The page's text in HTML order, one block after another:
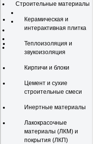
Строительные материалы
Керамическая и
интерактивная плитка
Теплоизоляция и
звукоизоляция
Кирпичи и блоки
Цемент и сухие
строительные смеси
Инертные материалы
Лакокрасочные
материалы (ЛКМ) и
покрытия (ЛКП)